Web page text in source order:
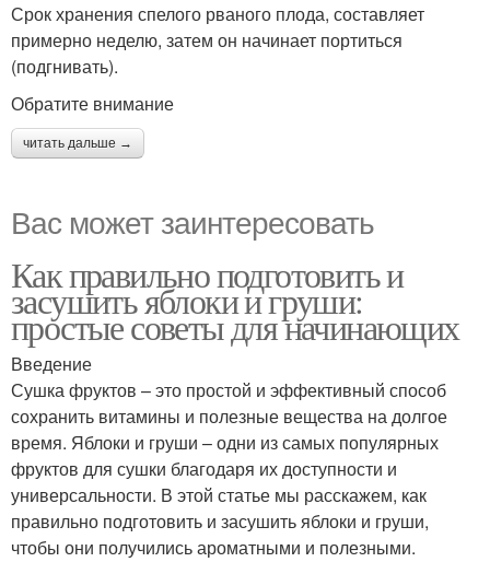
Срок хранения спелого рваного плода, составляет
примерно неделю, затем он начинает портиться
(подгнивать).
Обратите внимание
читать дальше →
Вас может заинтересовать
Как правильно подготовить и
засушить яблоки и груши:
простые советы для начинающих
Введение
Сушка фруктов – это простой и эффективный способ
сохранить витамины и полезные вещества на долгое
время. Яблоки и груши – одни из самых популярных
фруктов для сушки благодаря их доступности и
универсальности. В этой статье мы расскажем, как
правильно подготовить и засушить яблоки и груши,
чтобы они получились ароматными и полезными.